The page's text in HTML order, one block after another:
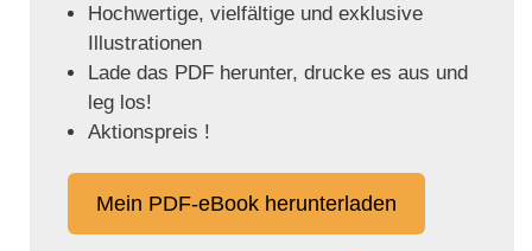
Hochwertige, vielfältige und exklusive
Illustrationen
Lade das PDF herunter, drucke es aus und
leg los!
Aktionspreis !
Mein PDF-eBook herunterladen